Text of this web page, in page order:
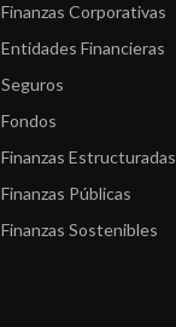
Finanzas Corporativas
Entidades Financieras
Seguros
Fondos
Finanzas Estructuradas
Finanzas Públicas
Finanzas Sostenibles